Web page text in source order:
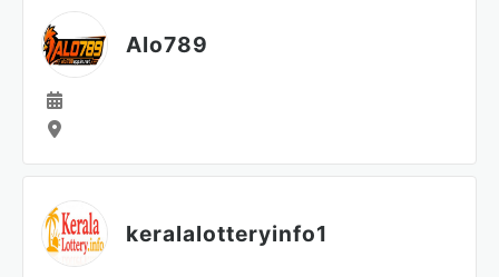
Alo789
keralalotteryinfo1